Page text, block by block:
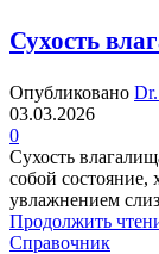
Сухость
Опубликовано
03.03.2026
0
Сухость
собой состояние,
увлажнением
Продолжить
Справочник